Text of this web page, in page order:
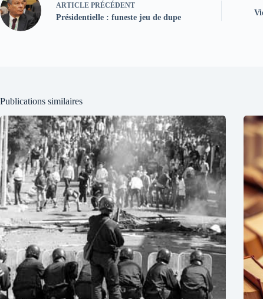
ARTICLE PRÉCÉDENT
Présidentielle : funeste jeu de dupe
Publications similaires